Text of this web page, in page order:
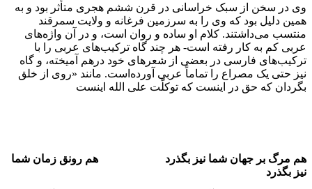
وی در سخن از سبک خراسانی در قرن ششم هجری متأثر بود و به
همین دلیل بود که وی را به سرزمین فرغانه و ولایت سمرقند
منتسب می‌داشتند. کلام او ساده و روان است، و در آن واژه‌های
عربی کم به کار رفته است- هر چند گاه ترکیب‌های عربی را با
ترکیب‌های فارسی در بعضی از شعرهای خود درهم آمیخته، و گاه
نیز حتی یک مصراع را تماماً عربی آورده‌است. مانند «روی از خلق
بگردان که حق در اینست که توکلّت علی الله اینست
هم مرگ بر جهان شما نیز بگذرد هم رونق زمان شما
نیز بگذرد